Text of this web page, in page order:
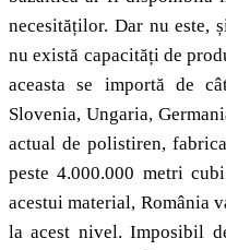
necesităților. Dar nu este,
nu există capacități de
aceasta se importă de
Slovenia, Ungaria,
actual de polistiren,
peste 4.000.000 metri
acestui material, România
la acest nivel. Imposibil